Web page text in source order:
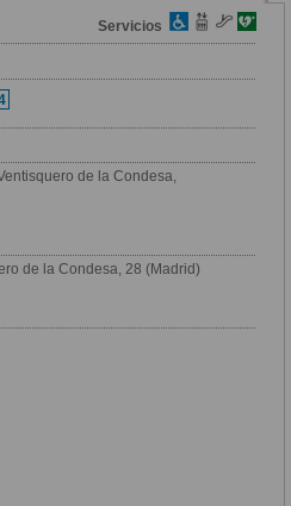
Servicios
de la Condesa,
de la Condesa, 28 (Madrid)